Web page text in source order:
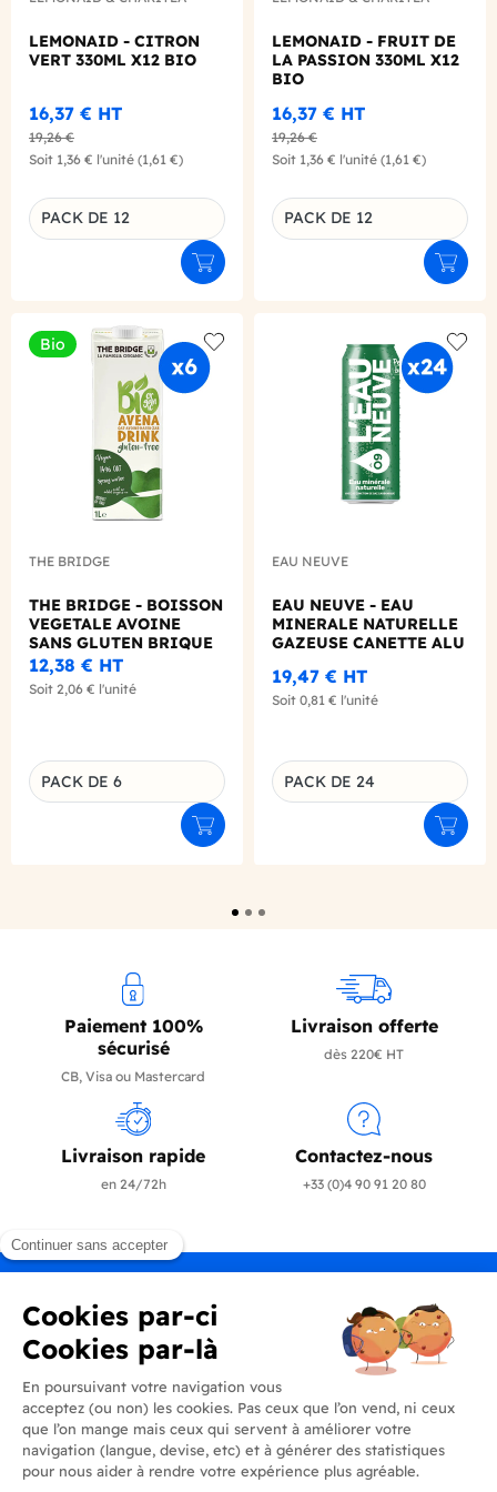
LEMONAID - CITRON
VERT 330ML X12 BIO
16,37 € HT
19,26 €
Soit 1,36 € l'unité (1,61 €)
Déclinaison du produit
PACK DE 12
Ajouter au panier
LEMONAID - FRUIT DE
LA PASSION 330ML X12
BIO
16,37 € HT
19,26 €
Soit 1,36 € l'unité (1,61 €)
Déclinaison du produit
PACK DE 12
Bio
Add to wishlist
THE BRIDGE
THE BRIDGE - BOISSON
VEGETALE AVOINE
SANS GLUTEN BRIQUE
1L X6 BIO
12,38 € HT
Soit 2,06 € l'unité
Déclinaison du produit
PACK DE 6
Ajouter au panier
Add
EAU NEUVE
EAU NEUVE - EAU
MINERALE NATURELLE
GAZEUSE CANETTE ALU
19,47 € HT
Soit 0,81 € l'unité
Déclinaison du produit
PACK DE 24
Paiement 100%
sécurisé
CB, Visa ou Mastercard
Livraison offerte
dès 220€ HT
Livraison rapide
en 24/72h
Contactez-nous
+33 (0)4 90 91 20 80